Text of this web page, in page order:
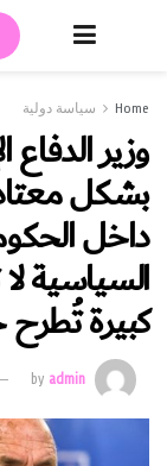
Home سياسة دولية
وزير
بشكل معتاد
داخل
السياسية
كبيرة
byadmin